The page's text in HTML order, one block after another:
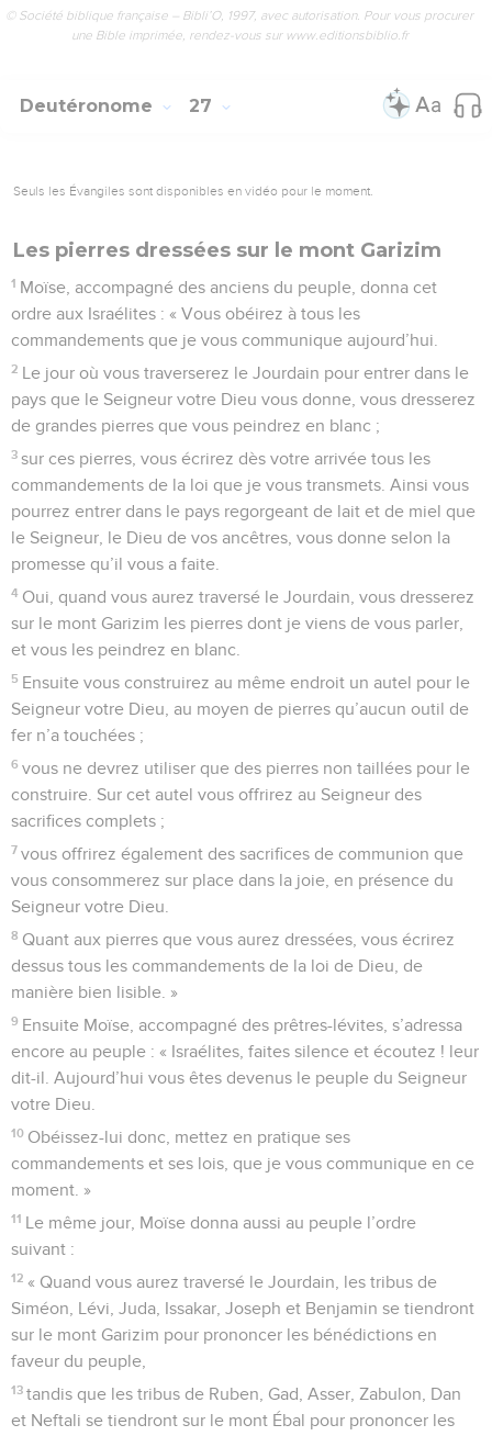
© Société biblique française – Bibli’O, 1997, avec autorisation. Pour vous procurer
une Bible imprimée, rendez-vous sur www.editionsbiblio.fr
Deutéronome 27
Seuls les Évangiles sont disponibles en vidéo pour le moment.
Les pierres dressées sur le mont Garizim
1 Moïse, accompagné des anciens du peuple, donna cet
ordre aux Israélites : « Vous obéirez à tous les
commandements que je vous communique aujourd’hui.
2 Le jour où vous traverserez le Jourdain pour entrer dans le
pays que le Seigneur votre Dieu vous donne, vous dresserez
de grandes pierres que vous peindrez en blanc ;
3 sur ces pierres, vous écrirez dès votre arrivée tous les
commandements de la loi que je vous transmets. Ainsi vous
pourrez entrer dans le pays regorgeant de lait et de miel que
le Seigneur, le Dieu de vos ancêtres, vous donne selon la
promesse qu’il vous a faite.
4 Oui, quand vous aurez traversé le Jourdain, vous dresserez
sur le mont Garizim les pierres dont je viens de vous parler,
et vous les peindrez en blanc.
5 Ensuite vous construirez au même endroit un autel pour le
Seigneur votre Dieu, au moyen de pierres qu’aucun outil de
fer n’a touchées ;
6 vous ne devrez utiliser que des pierres non taillées pour le
construire. Sur cet autel vous offrirez au Seigneur des
sacrifices complets ;
7 vous offrirez également des sacrifices de communion que
vous consommerez sur place dans la joie, en présence du
Seigneur votre Dieu.
8 Quant aux pierres que vous aurez dressées, vous écrirez
dessus tous les commandements de la loi de Dieu, de
manière bien lisible. »
9 Ensuite Moïse, accompagné des prêtres-lévites, s’adressa
encore au peuple : « Israélites, faites silence et écoutez ! leur
dit-il. Aujourd’hui vous êtes devenus le peuple du Seigneur
votre Dieu.
10 Obéissez-lui donc, mettez en pratique ses
commandements et ses lois, que je vous communique en ce
moment. »
11 Le même jour, Moïse donna aussi au peuple l’ordre
suivant :
12 « Quand vous aurez traversé le Jourdain, les tribus de
Siméon, Lévi, Juda, Issakar, Joseph et Benjamin se tiendront
sur le mont Garizim pour prononcer les bénédictions en
faveur du peuple,
13 tandis que les tribus de Ruben, Gad, Asser, Zabulon, Dan
et Neftali se tiendront sur le mont Ébal pour prononcer les